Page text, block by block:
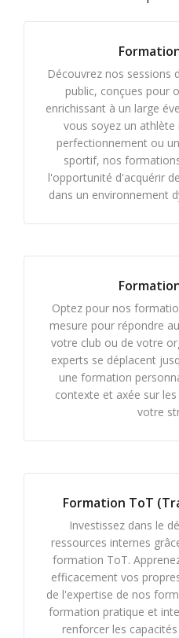
Découvrez nos sessions
public, conçues pour
enrichissant à un large
vous soyez un athlète
perfectionnement ou
sportif, nos
l'opportunité d'acquérir
dans un environnement
Optez pour nos
mesure pour répondre
votre club ou de votre
experts se déplacent
une formation
contexte et axée sur
votre
Formation ToT
Investissez dans le
ressources internes
formation ToT.
efficacement vos
de l'expertise de nos
formation pratique et
renforcer les